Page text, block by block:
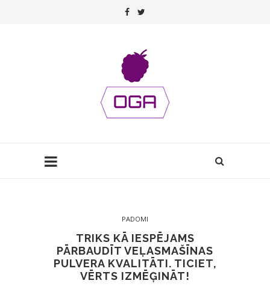
PADOMI
TRIKS KĀ IESPĒJAMS
PĀRBAUDĪT VEĻASMAŠĪNAS
PULVERA KVALITĀTI. TICIET,
VĒRTS IZMĒĢINĀT!